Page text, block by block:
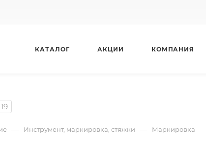
КАТАЛОГ АКЦИИ КОМПАНИЯ
19
— Инструмент, маркировка, стяжки — Маркировка